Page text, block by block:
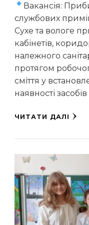
Вакансія:
службових
Сухе та вологе
кабінетів,
належного
протягом
сміття у
наявності засобів
ЧИТАТИ ДАЛІ